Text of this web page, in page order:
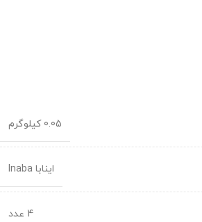
0.05 کیلوگرم
اینابا Inaba
4 عدد